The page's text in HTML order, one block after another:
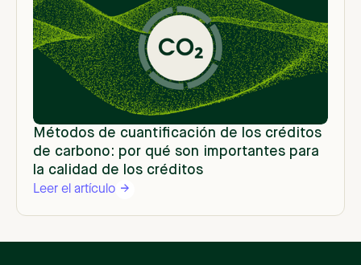
Métodos de cuantificación de los créditos
de carbono: por qué son importantes para
la calidad de los créditos
Leer el artículo